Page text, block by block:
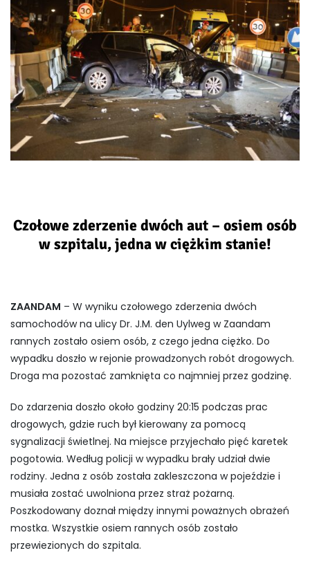
Czołowe zderzenie dwóch aut – osiem osób
w szpitalu, jedna w ciężkim stanie!
ZAANDAM – W wyniku czołowego zderzenia dwóch
samochodów na ulicy Dr. J.M. den Uylweg w Zaandam
rannych zostało osiem osób, z czego jedna ciężko. Do
wypadku doszło w rejonie prowadzonych robót drogowych.
Droga ma pozostać zamknięta co najmniej przez godzinę.
Do zdarzenia doszło około godziny 20:15 podczas prac
drogowych, gdzie ruch był kierowany za pomocą
sygnalizacji świetlnej. Na miejsce przyjechało pięć karetek
pogotowia. Według policji w wypadku brały udział dwie
rodziny. Jedna z osób została zakleszczona w pojeździe i
musiała zostać uwolniona przez straż pożarną.
Poszkodowany doznał między innymi poważnych obrażeń
mostka. Wszystkie osiem rannych osób zostało
przewiezionych do szpitala.